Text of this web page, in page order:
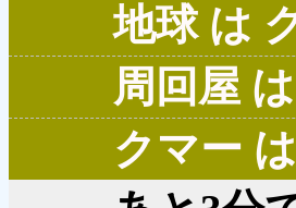
地球 は
周回屋
クマー